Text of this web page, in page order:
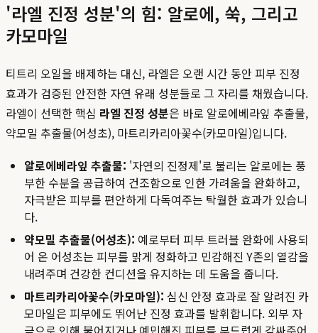
'라엘 진정 성분'의 힘: 알로에, 쑥, 그리고
카모마일
티트리 오일을 배제하는 대신, 라엘은 오랜 시간 동안 피부 진정
효과가 검증된 안전한 자연 유래 성분들로 그 자리를 채웠습니다.
라엘이 선택한 핵심 라엘 진정 성분은 바로 알로에베라잎 추출물,
약모밀 추출물(어성초), 마트리카리아꽃수(카모마일)입니다.
알로에베라잎 추출물: '자연의 진정제'로 불리는 알로에는 풍
부한 수분을 공급하여 건조함으로 인한 가려움을 완화하고,
자극받은 피부를 편안하게 다독여주는 탁월한 효과가 있습니
다.
약모밀 추출물(어성초): 예로부터 피부 트러블 완화에 사용되
어 온 어성초는 피부를 맑게 정화하고 민감해진 Y존의 열감을
내려주며 건강한 컨디션을 유지하는 데 도움을 줍니다.
마트리카리아꽃수(카모마일): 심신 안정 효과로 잘 알려진 카
모마일은 피부에도 뛰어난 진정 효과를 발휘합니다. 외부 자